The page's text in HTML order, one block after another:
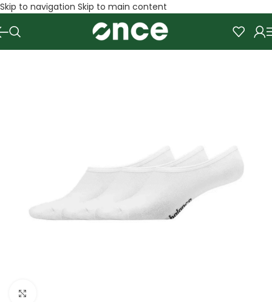
Skip to navigation Skip to main content